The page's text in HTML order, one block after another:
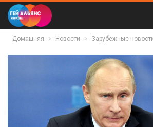
Домашняя Новости Зарубежные